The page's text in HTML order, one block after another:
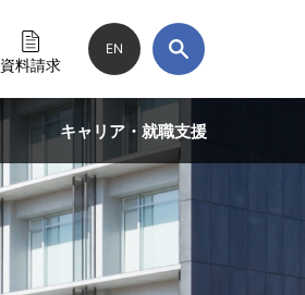
資料請求
EN
キャリア・就職支援